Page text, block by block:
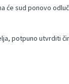
sud ponovo
potpuno utvrditi